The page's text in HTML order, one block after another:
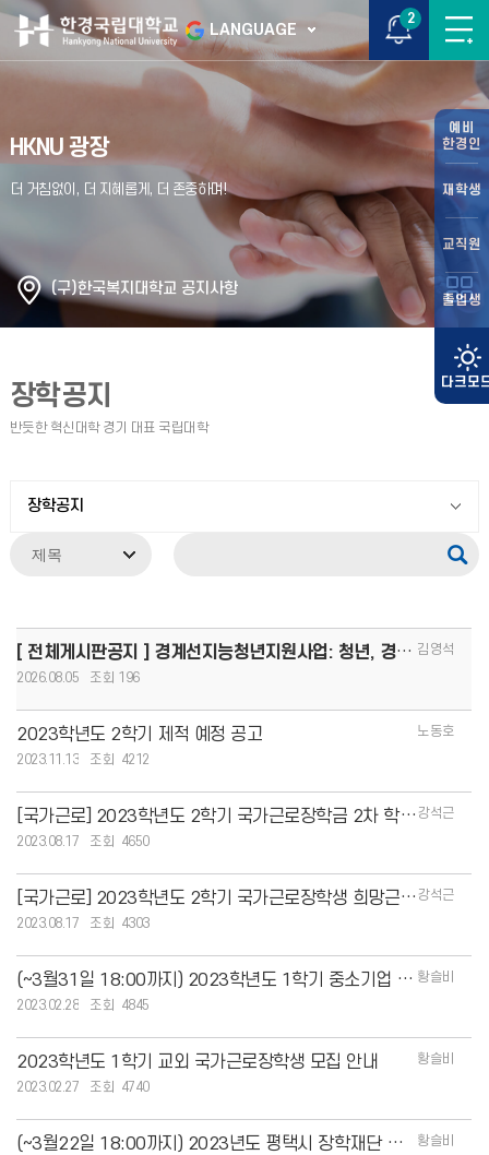
LANGUAGE
2
예비
한경인
재학생
교직원
졸업생
HKNU 광장
(구)한국복지대학교 공지사항
장학공지
장학공지
[ 전체게시판공지 ] 경계선지능청년지원사업: 청년, 경계를 넘어 커리어 도약!(8.13.(목)까지 모집, 1인당 김영석
2026.08.05
196
2023학년도 2학기 제적 예정 공고
노동호
2023.11.13
4212
[국가근로] 2023학년도 2학기 국가근로장학금 2차 학생신청기간 안내 강석근
2023.08.17
4650
[국가근로] 2023학년도 2학기 국가근로장학생 희망근로지 신청 안내 강석근
2023.08.17
4303
(~3월31일 18:00까지) 2023학년도 1학기 중소기업 취업연계 장학금(희망사다리I유 황슬비
2023.02.28
4845
2023학년도 1학기 교외 국가근로장학생 모집 안내
황슬비
2023.02.27
4740
(~3월22일 18:00까지) 2023년도 평택시 장학재단 장학생(대학생) 선발 안내
황슬비